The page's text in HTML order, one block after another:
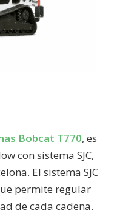
Bobcat T770, es
con sistema SJC,
El sistema SJC
permite regular
de cada cadena.